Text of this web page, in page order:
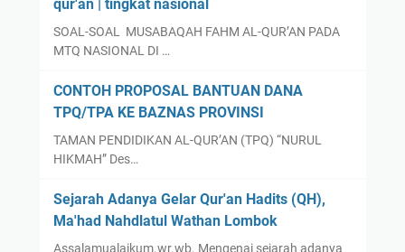
qur'an | tingkat nasional
SOAL-SOAL MUSABAQAH FAHM AL-QUR’AN PADA
MTQ NASIONAL DI …
CONTOH PROPOSAL BANTUAN DANA
TPQ/TPA KE BAZNAS PROVINSI
TAMAN PENDIDIKAN AL-QUR’AN (TPQ) “NURUL
HIKMAH” Des…
Sejarah Adanya Gelar Qur'an Hadits (QH),
Ma'had Nahdlatul Wathan Lombok
Assalamualaikum.wr.wb. Mengenai sejarah adanya